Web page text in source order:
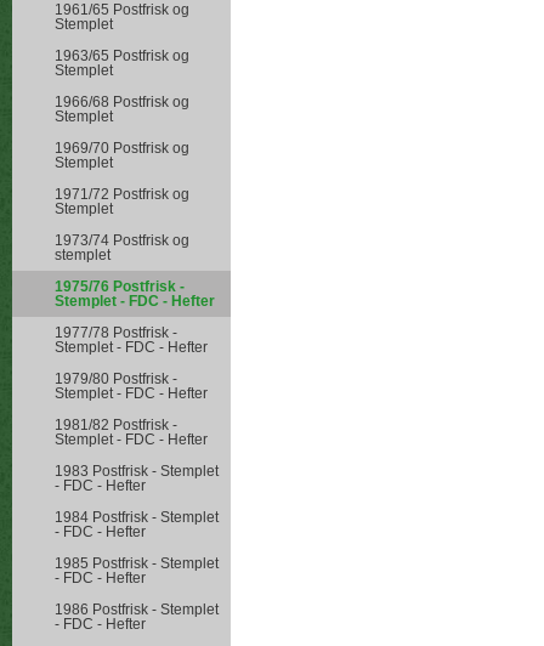
1961/65 Postfrisk og
Stemplet
1963/65 Postfrisk og
Stemplet
1966/68 Postfrisk og
Stemplet
1969/70 Postfrisk og
Stemplet
1971/72 Postfrisk og
Stemplet
1973/74 Postfrisk og
stemplet
1975/76 Postfrisk -
Stemplet - FDC - Hefter
1977/78 Postfrisk -
Stemplet - FDC - Hefter
1979/80 Postfrisk -
Stemplet - FDC - Hefter
1981/82 Postfrisk -
Stemplet - FDC - Hefter
1983 Postfrisk - Stemplet
- FDC - Hefter
1984 Postfrisk - Stemplet
- FDC - Hefter
1985 Postfrisk - Stemplet
- FDC - Hefter
1986 Postfrisk - Stemplet
- FDC - Hefter